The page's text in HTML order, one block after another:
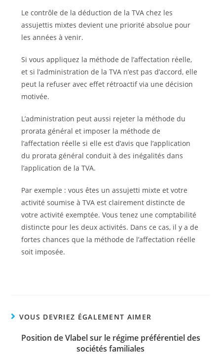
Le contrôle de la déduction de la TVA chez les
assujettis mixtes devient une priorité absolue pour
les années à venir.
Si vous appliquez la méthode de l’affectation réelle,
et si l’administration de la TVA n’est pas d’accord, elle
peut la refuser avec effet rétroactif via une décision
motivée.
L’administration peut aussi rejeter la méthode du
prorata général et imposer la méthode de
l’affectation réelle si elle est d’avis que l’application
du prorata général conduit à des inégalités dans
l’application de la TVA.
Par exemple : vous êtes un assujetti mixte et votre
activité soumise à TVA est clairement distincte de
votre activité exemptée. Vous tenez une comptabilité
distincte pour les deux activités. Dans ce cas, il y a de
fortes chances que la méthode de l’affectation réelle
soit imposée.
VOUS DEVRIEZ ÉGALEMENT AIMER
Position de Vlabel sur le régime préférentiel des
sociétés familiales